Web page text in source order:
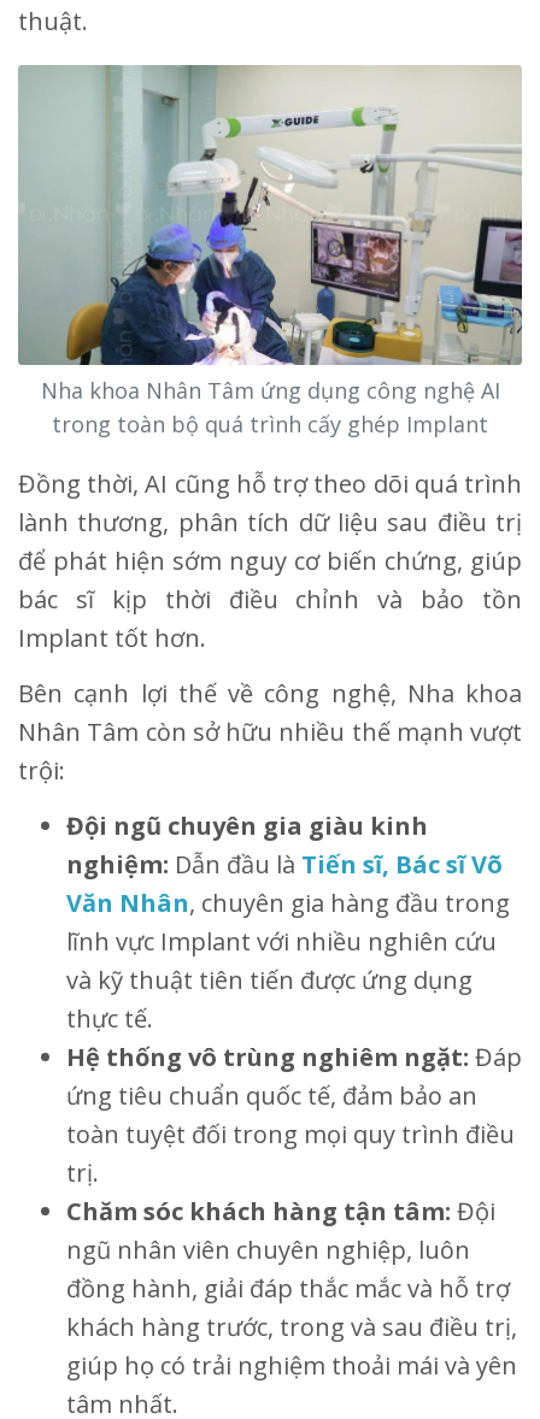
thuật.
Nha khoa Nhân Tâm ứng dụng công nghệ AI
trong toàn bộ quá trình cấy ghép Implant
Đồng thời, AI cũng hỗ trợ theo dõi quá trình
lành thương, phân tích dữ liệu sau điều trị
để phát hiện sớm nguy cơ biến chứng, giúp
bác sĩ kịp thời điều chỉnh và bảo tồn
Implant tốt hơn.
Bên cạnh lợi thế về công nghệ, Nha khoa
Nhân Tâm còn sở hữu nhiều thế mạnh vượt
trội:
Đội ngũ chuyên gia giàu kinh
nghiệm: Dẫn đầu là Tiến sĩ, Bác sĩ Võ
Văn Nhân, chuyên gia hàng đầu trong
lĩnh vực Implant với nhiều nghiên cứu
và kỹ thuật tiên tiến được ứng dụng
thực tế.
Hệ thống vô trùng nghiêm ngặt: Đáp
ứng tiêu chuẩn quốc tế, đảm bảo an
toàn tuyệt đối trong mọi quy trình điều
trị.
Chăm sóc khách hàng tận tâm: Đội
ngũ nhân viên chuyên nghiệp, luôn
đồng hành, giải đáp thắc mắc và hỗ trợ
khách hàng trước, trong và sau điều trị,
giúp họ có trải nghiệm thoải mái và yên
tâm nhất.